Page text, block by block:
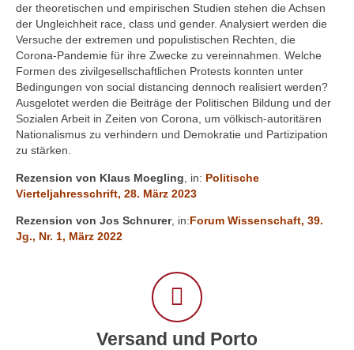
der theoretischen und empirischen Studien stehen die Achsen
der Ungleichheit race, class und gender. Analysiert werden die
Versuche der extremen und populistischen Rechten, die
Corona-Pandemie für ihre Zwecke zu vereinnahmen. Welche
Formen des zivilgesellschaftlichen Protests konnten unter
Bedingungen von social distancing dennoch realisiert werden?
Ausgelotet werden die Beiträge der Politischen Bildung und der
Sozialen Arbeit in Zeiten von Corona, um völkisch-autoritären
Nationalismus zu verhindern und Demokratie und Partizipation
zu stärken.
Rezension von Klaus Moegling , in: Politische
Vierteljahresschrift, 28. März 2023
Rezension von Jos Schnurer, in:Forum Wissenschaft, 39.
Jg., Nr. 1, März 2022
Versand und Porto